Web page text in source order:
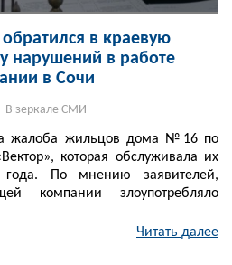
в краевую
нарушений в работе
в Сочи
В зеркале СМИ
жалоба жильцов дома №16 по
которая обслуживала их
По мнению заявителей,
компании злоупотребляло
Читать далее